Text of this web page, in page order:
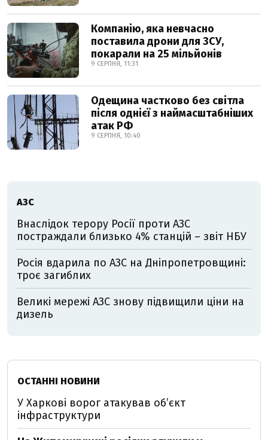
Компанію, яка невчасно
поставила дрони для ЗСУ,
покарали на 25 мільйонів
9 СЕРПНЯ, 11:31
Одещина частково без світла
після однієї з наймасштабніших
атак РФ
9 СЕРПНЯ, 10:40
АЗС
Внаслідок терору Росії проти АЗС
постраждали близько 4% станцій – звіт НБУ
Росія вдарила по АЗС на Дніпропетровщині:
троє загиблих
Великі мережі АЗС знову підвищили ціни на
дизель
ОСТАННІ НОВИНИ
У Харкові ворог атакував обʼєкт
інфраструктури